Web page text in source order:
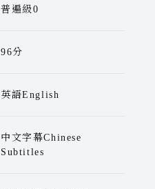
普遍級0
96分
英語English
中文字幕Chinese
Subtitles